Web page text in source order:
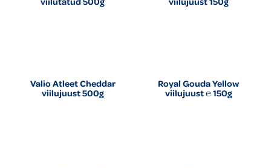
Valio Atleet Cheddar
viilujuust 500g
Royal Gouda Yellow
viilujuust ℮ 150g